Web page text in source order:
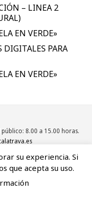
– LINEA 2
EN VERDE»
PARA
EN VERDE»
8.00 a 15.00 horas.
legal|
su experiencia. Si
que acepta su uso.